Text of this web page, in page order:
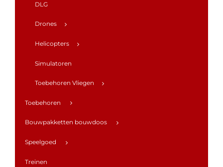
DLG
Drones
Helicopters
Simulatoren
Toebehoren Vliegen
Toebehoren
Bouwpakketten bouwdoos
Speelgoed
Treinen